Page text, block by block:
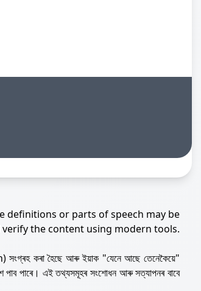
definitions or parts of speech may be
the content using modern tools.
সংগ্ৰহ কৰা হৈছে আৰু ইয়াক "যেনে আছে তেনেকৈয়ে"
পাৰে। এই তথ্যসমূহৰ সংশোধন আৰু সত্যাপনৰ বাবে